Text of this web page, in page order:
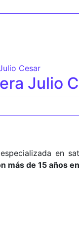
Julio
en
más de 15 años